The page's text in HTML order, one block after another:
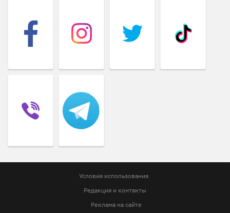
Условия использования
Редакция и контакты
Реклама на сайте